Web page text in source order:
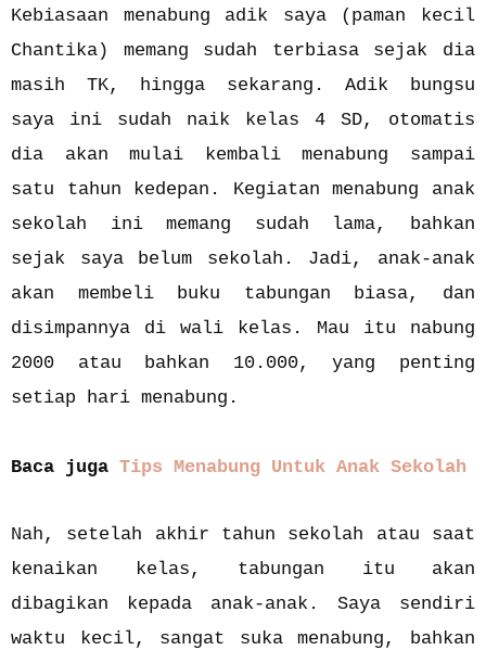
Kebiasaan menabung adik saya (paman kecil
Chantika) memang sudah terbiasa sejak dia
masih TK, hingga sekarang. Adik bungsu
saya ini sudah naik kelas 4 SD, otomatis
dia akan mulai kembali menabung sampai
satu tahun kedepan. Kegiatan menabung anak
sekolah ini memang sudah lama, bahkan
sejak saya belum sekolah. Jadi, anak-anak
akan membeli buku tabungan biasa, dan
disimpannya di wali kelas. Mau itu nabung
2000 atau bahkan 10.000, yang penting
setiap hari menabung.
Baca juga Tips Menabung Untuk Anak Sekolah
Nah, setelah akhir tahun sekolah atau saat
kenaikan kelas, tabungan itu akan
dibagikan kepada anak-anak. Saya sendiri
waktu kecil, sangat suka menabung, bahkan